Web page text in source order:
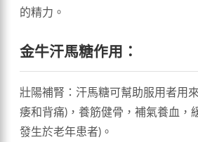
的精力。
金牛汗馬糖作用：
壯陽補腎：汗馬糖可幫助服用者用
痿和背痛)，養筋健骨，補氣養血，
發生於老年患者)。